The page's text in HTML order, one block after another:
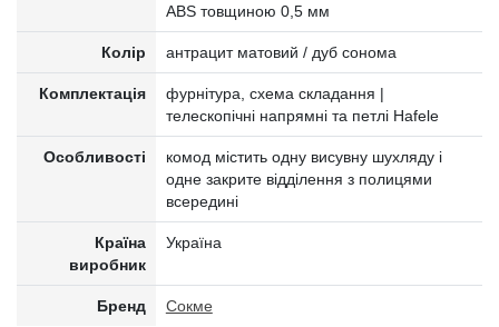
ABS товщиною 0,5 мм
Колір антрацит матовий / дуб сонома
Комплектація
фурнітура, схема складання |
телескопічні напрямні та петлі Hafele
Особливості
комод містить одну висувну шухляду і
одне закрите відділення з полицями
всередині
Країна
виробник
Україна
Бренд Сокме